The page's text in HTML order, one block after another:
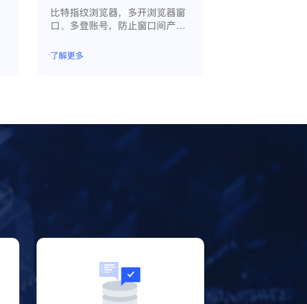
比特指纹浏览器，多开浏览器窗
口、多登账号，防止窗口间产生
模拟独立的电脑信息，模拟不同
的IP地址，使得相互间完全环境
了解更多